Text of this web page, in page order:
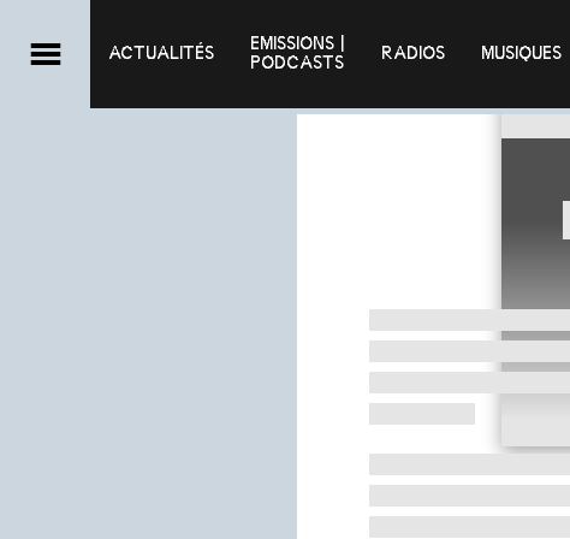
ACTUALITÉS
EMISSIONS |
PODCASTS
RADIOS MUSIQUES